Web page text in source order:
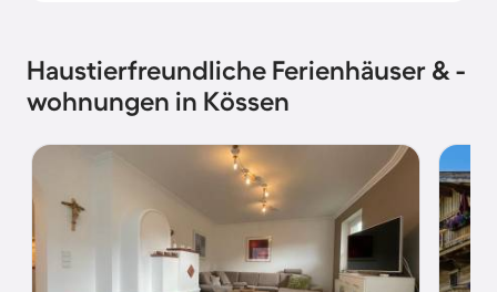
Haustierfreundliche Ferienhäuser & -
wohnungen in Kössen